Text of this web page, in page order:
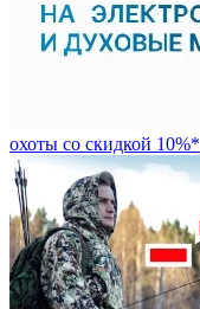
охоты со скидкой 10%*